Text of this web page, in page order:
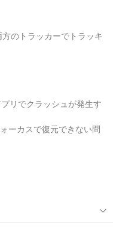
のトラッカーでトラッキ
リでクラッシュが発生す
ーカスで復元できない問